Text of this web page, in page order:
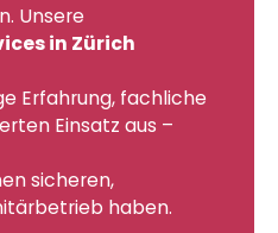
Unsere
in Zürich
Erfahrung, fachliche
Einsatz aus –
sicheren,
haben.